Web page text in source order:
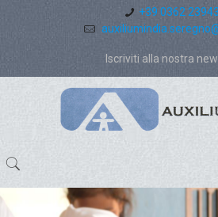
+39 0362
Iscriviti alla nostra